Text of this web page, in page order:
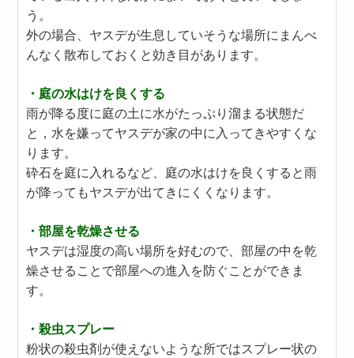
う。
外の場合、ヤスデが生息していそうな場所にまんべ
んなく散布しておくと効き目があります。
・庭の水はけを良くする
雨が降る度に庭の土に水がたっぷり溜まる状態だ
と，水を嫌ってヤスデが家の中に入ってきやすくな
ります。
砕石を庭に入れるなど、庭の水はけを良くすると雨
が降ってもヤスデが出てきにくくなります。
・部屋を乾燥させる
ヤスデは湿度の高い場所を好むので、部屋の中を乾
燥させることで部屋への進入を防ぐことができま
す。
・殺虫スプレー
粉状の殺虫剤が使えないような所ではスプレー状の